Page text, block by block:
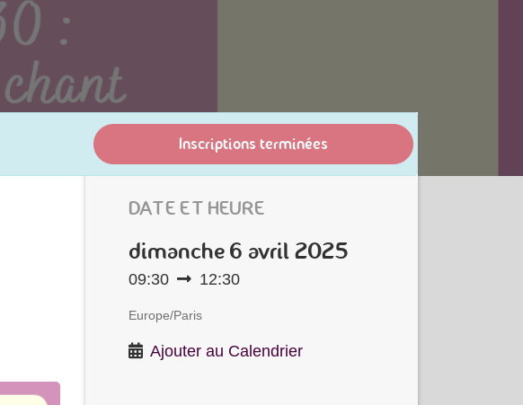
Inscriptions terminées
DATE ET HEURE
dimanche6 avril 2025
09:30 12:30
Europe/Paris
Ajouter au Calendrier